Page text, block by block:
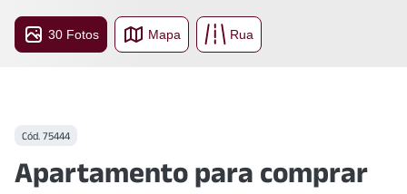
30 Fotos Mapa Rua
Cód. 75444
Apartamento para comprar